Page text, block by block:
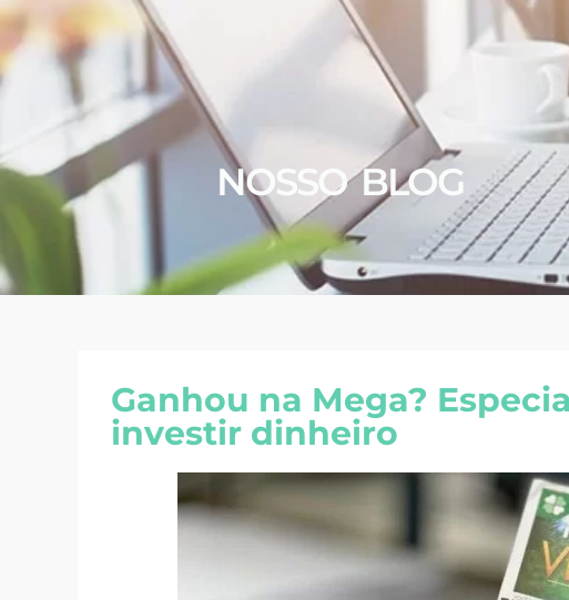
NOSSO BLOG
Ganhou na Mega?
investir dinheiro